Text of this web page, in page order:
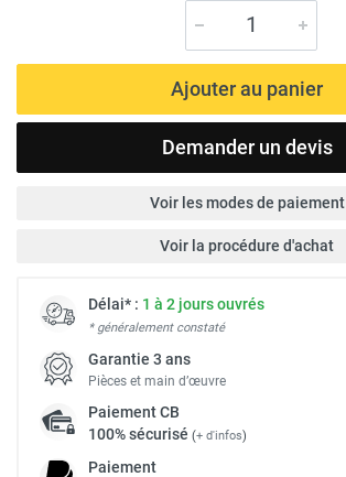
Ajouter au panier
Demander un devis
Voir les modes de paiement
Voir la procédure d'achat
Délai* : 1 à 2 jours ouvrés
* généralement constaté
Garantie 3 ans
Pièces et main d’œuvre
PaiementCB
100% sécurisé (+ d'infos)
Paiement